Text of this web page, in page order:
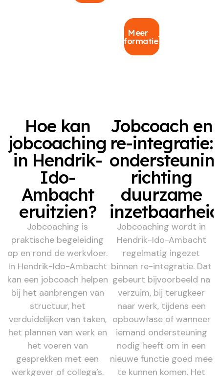
Meer
informatie
Hoe kan
jobcoaching
in Hendrik-
Ido-
Ambacht
eruitzien?
Jobcoaching is
praktische begeleiding
op en rond de werkvloer.
In Hendrik-Ido-Ambacht
kan een jobcoach helpen
bij het aanbrengen van
structuur, het
verduidelijken van taken,
het plannen van werk en
het voeren van
gesprekken met een
werkgever of collega’s.
Jobcoach en
re-integratie:
richting
duurzame
Jobcoaching wordt in
Hendrik-Ido-Ambacht
regelmatig ingezet
binnen re-integratie. Dat
gebeurt bijvoorbeeld na
verzuim, bij terugkeer
naar werk, tijdens een
opbouwfase of wanneer
iemand ondersteuning
nodig heeft om in een
nieuwe functie goed mee
te kunnen komen. Het